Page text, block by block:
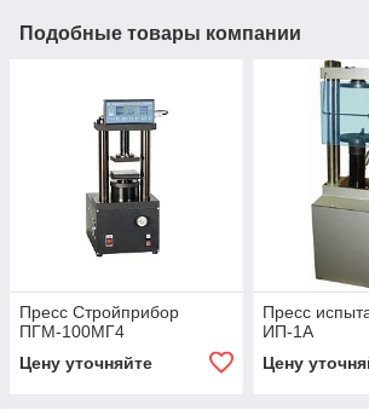
Подобные товары компании
Пресс Стройприбор
ПГМ-100МГ4
Цену уточняйте
Пресс
ИП-1А
Цену